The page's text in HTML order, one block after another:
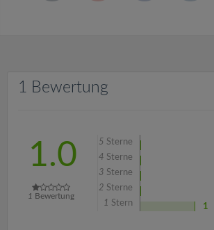
1 Bewertung
1.0
1 Bewertung
5 Sterne
4 Sterne
3 Sterne
2 Sterne
1 Stern 1